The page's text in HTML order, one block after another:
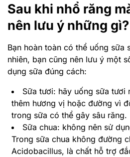
Sau khi nhổ răng
nên lưu ý những gì?
Bạn hoàn toàn có thể uống sữa
nhiên, bạn cũng nên lưu ý một
dụng sữa đúng cách:
Sữa tươi: hãy uống sữa tươi
thêm hương vị hoặc đường vì
trong sữa có thể gây sâu răng.
Sữa chua: không nên sử
Trong sữa chua không đường
Acidobacillus, là chất hỗ trợ